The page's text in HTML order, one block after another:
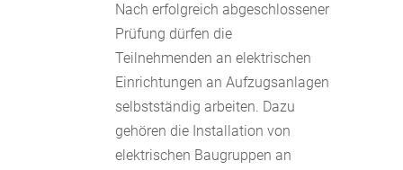
Nach erfolgreich abgeschlossener
Prüfung dürfen die
Teilnehmenden an elektrischen
Einrichtungen an Aufzugsanlagen
selbstständig arbeiten. Dazu
gehören die Installation von
elektrischen Baugruppen an